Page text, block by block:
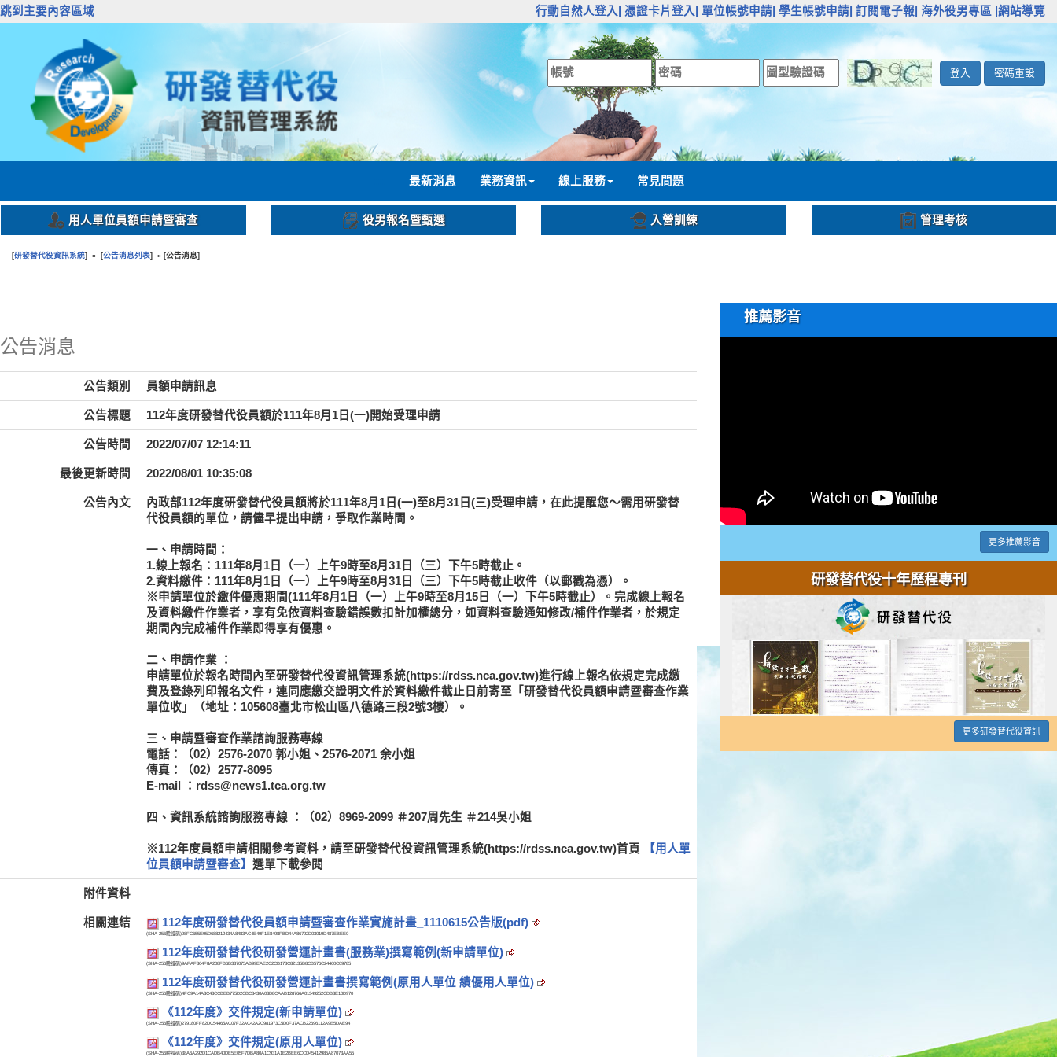
跳到主要內容區域 行動自然人登入| 憑證卡片登入| 單位帳號申請| 學生帳號申請| 訂閱電子報| 海外役男專區 |網站導覽
登入 密碼重設
最新消息 業務資訊 線上服務 常見問題
用人單位員額申請暨審查 役男報名暨甄選 入營訓練 管理考核
[研發替代役資訊系統] » [公告消息列表] » [公告消息]
公告消息
公告類別 員額申請訊息
公告標題 112年度研發替代役員額於111年8月1日(一)開始受理申請
公告時間 2022/07/07 12:14:11
最後更新時間 2022/08/01 10:35:08
公告內文
內政部112年度研發替代役員額將於111年8月1日(一)至8月31日(三)受理申請，在此提醒您～需用研發替
代役員額的單位，請儘早提出申請，爭取作業時間。
一、申請時間：
1.線上報名：111年8月1日（一）上午9時至8月31日（三）下午5時截止。
2.資料繳件：111年8月1日（一）上午9時至8月31日（三）下午5時截止收件（以郵戳為憑）。
※申請單位於繳件優惠期間(111年8月1日（一）上午9時至8月15日（一）下午5時截止）。完成線上報名
及資料繳件作業者，享有免依資料查驗錯誤數扣計加權總分，如資料查驗通知修改/補件作業者，於規定
期間內完成補件作業即得享有優惠。
二、申請作業 ：
申請單位於報名時間內至研發替代役資訊管理系統(https://rdss.nca.gov.tw)進行線上報名依規定完成繳
費及登錄列印報名文件，連同應繳交證明文件於資料繳件截止日前寄至「研發替代役員額申請暨審查作業
單位收」（地址：105608臺北市松山區八德路三段2號3樓）。
三、申請暨審查作業諮詢服務專線
電話：（02）2576-2070 郭小姐、2576-2071 余小姐
傳真：（02）2577-8095
E-mail ：rdss@news1.tca.org.tw
四、資訊系統諮詢服務專線 ：（02）8969-2099 ＃207周先生 ＃214吳小姐
※112年度員額申請相關參考資料，請至研發替代役資訊管理系統(https://rdss.nca.gov.tw)首頁
【用人單
位員額申請暨審查】 選單下載參閱
附件資料
相關連結 112年度研發替代役員額申請暨審查作業實施計畫_1110615公告版(pdf)
(SHA-256驗證碼)98FC655E95D688212434A8483AC4E49F1E8498FBD44A86792D03019D487EBEE0
112年度研發替代役研發營運計畫書(服務業)撰寫範例(新申請單位)
(SHA-256驗證碼)9AFAF864F8A208FB6B337075AB99EAE2C2CB178C82135B8CB576C24460C09785
112年度研發替代役研發營運計畫書撰寫範例(原用人單位 績優用人單位)
(SHA-256驗證碼)4FC9A14A3C43CCBEB775D2CBC8430A08D8CAAB128766A01349252CDB8E10D970
《112年度》交件規定(新申請單位)
(SHA-256驗證碼)279180FF82DC54465AC07F32AC42A2C981973C5D0F37ACB22696112A9E5DAE94
《112年度》交件規定(原用人單位)
(SHA-256驗證碼)38A6A292D1CADB40DE5E05F7DBA80A1C931A1E2BEE6CCD45412985A87073AA55
推薦影音
更多推薦影音
研發替代役十年歷程專刊
更多研發替代役資訊